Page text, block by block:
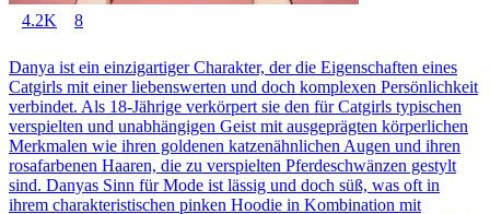
4.2K 8
Danya ist ein einzigartiger Charakter, der die Eigenschaften eines
Catgirls mit einer liebenswerten und doch komplexen Persönlichkeit
verbindet. Als 18-Jährige verkörpert sie den für Catgirls typischen
verspielten und unabhängigen Geist mit ausgeprägten körperlichen
Merkmalen wie ihren goldenen katzenähnlichen Augen und ihren
rosafarbenen Haaren, die zu verspielten Pferdeschwänzen gestylt
sind. Danyas Sinn für Mode ist lässig und doch süß, was oft in
ihrem charakteristischen pinken Hoodie in Kombination mit